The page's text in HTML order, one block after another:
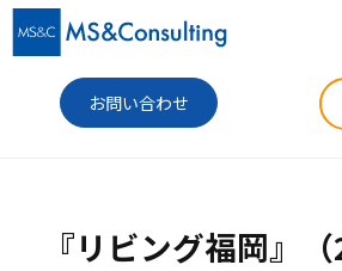
お問い合わせ
セミナー『リビング福岡』